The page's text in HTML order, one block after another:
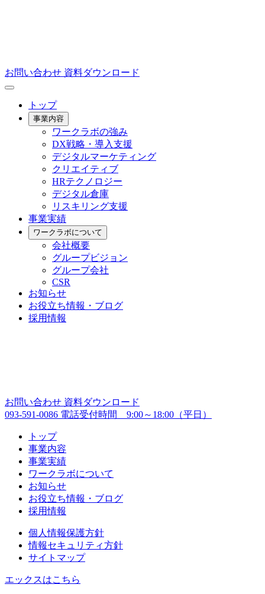
お問い合わせ 資料ダウンロード
トップ
事業内容
ワークラボの強み
DX戦略・導入支援
デジタルマーケティング
クリエイティブ
HRテクノロジー
デジタル倉庫
リスキリング支援
事業実績
ワークラボについて
会社概要
グループビジョン
グループ会社
CSR
お知らせ
お役立ち情報・ブログ
採用情報
お問い合わせ 資料ダウンロード
093-591-0086 電話受付時間 9:00～18:00（平日）
トップ
事業内容
事業実績
ワークラボについて
お知らせ
お役立ち情報・ブログ
採用情報
個人情報保護方針
情報セキュリティ方針
サイトマップ
エックスはこちら